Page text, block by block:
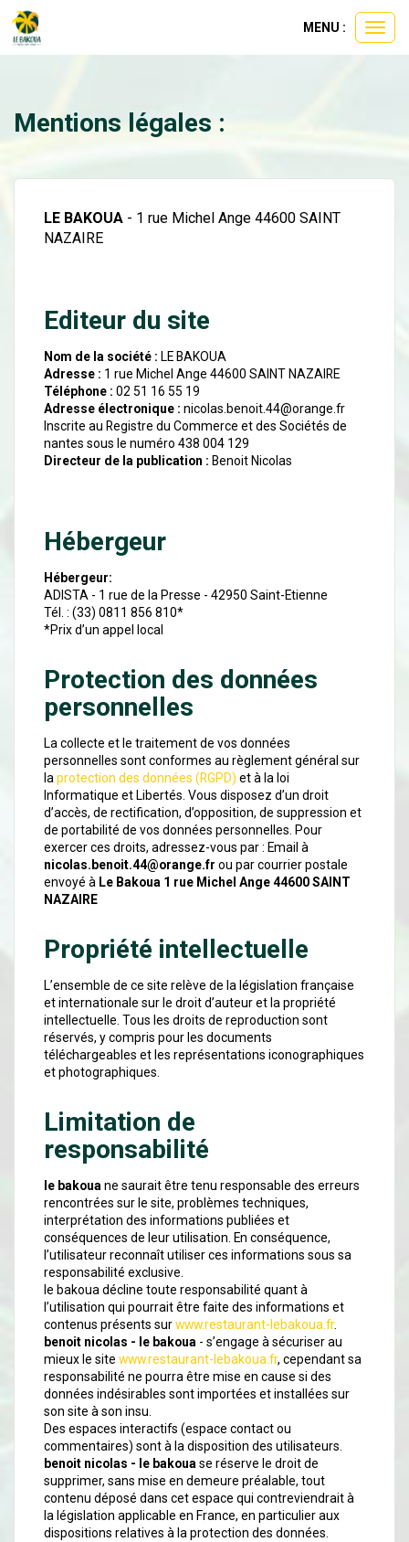
MENU :
Mentions légales :
LE BAKOUA - 1 rue Michel Ange 44600 SAINT
NAZAIRE
Editeur du site
Nom de la société : LE BAKOUA
Adresse : 1 rue Michel Ange 44600 SAINT NAZAIRE
Téléphone :02 51 16 55 19
Adresse électronique :nicolas.benoit.44@orange.fr
Inscrite au Registre du Commerce et des Sociétés de
nantes sous le numéro 438 004 129
Directeur de la publication : Benoit Nicolas
Hébergeur
Hébergeur:
ADISTA - 1 rue de la Presse - 42950 Saint-Etienne
Tél. : (33) 0811 856 810*
*Prix d’un appel local
Protection des données
personnelles
La collecte et le traitement de vos données
personnelles sont conformes au règlement général sur
laprotection des données (RGPD)et à la loi
Informatique et Libertés. Vous disposez d’un droit
d’accès, de rectification, d’opposition, de suppression et
de portabilité de vos données personnelles. Pour
exercer ces droits, adressez-vous par : Email à
nicolas.benoit.44@orange.fr ou par courrier postale
envoyé à Le Bakoua 1 rue Michel Ange 44600 SAINT
NAZAIRE
Propriété intellectuelle
L’ensemble de ce site relève de la législation française
et internationale sur le droit d’auteur et la propriété
intellectuelle. Tous les droits de reproduction sont
réservés, y compris pour les documents
téléchargeables et les représentations iconographiques
et photographiques.
Limitation de
responsabilité
le bakouane saurait être tenu responsable des erreurs
rencontrées sur le site, problèmes techniques,
interprétation des informations publiées et
conséquences de leur utilisation. En conséquence,
l’utilisateur reconnaît utiliser ces informations sous sa
responsabilité exclusive.
le bakoua décline toute responsabilité quant à
l’utilisation qui pourrait être faite des informations et
contenus présents surwww.restaurant-lebakoua.fr.
benoit nicolas - le bakoua - s’engage à sécuriser au
mieux le sitewww.restaurant-lebakoua.fr, cependant sa
responsabilité ne pourra être mise en cause si des
données indésirables sont importées et installées sur
son site à son insu.
Des espaces interactifs (espace contact ou
commentaires) sont à la disposition des utilisateurs.
benoit nicolas - le bakouase réserve le droit de
supprimer, sans mise en demeure préalable, tout
contenu déposé dans cet espace qui contreviendrait à
la législation applicable en France, en particulier aux
dispositions relatives à la protection des données.
Panneau de gestion des cookies